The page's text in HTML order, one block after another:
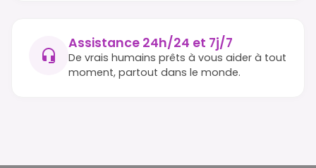
Assistance 24h/24 et 7j/7
De vrais humains prêts à vous aider à tout
moment, partout dans le monde.